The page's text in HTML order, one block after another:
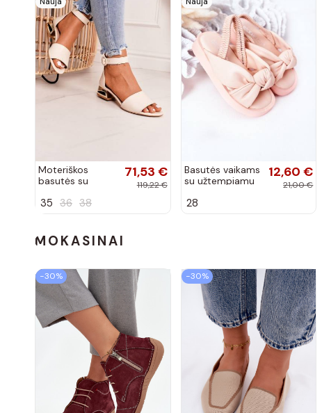
Moteriškos
basutės su
kulniukais Laura
71,53 €
119,22 €
35 36 38
Basutės vaikams
su užtempiamu
spalvos
12,60 €
21,00 €
28
MOKASINAI
−30% −30%